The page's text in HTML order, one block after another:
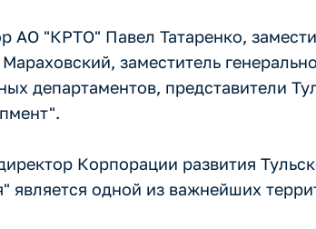
АО "КРТО" Павел Татаренко,
заместитель
департаментов, представители
Корпорации развития
является одной из важнейших